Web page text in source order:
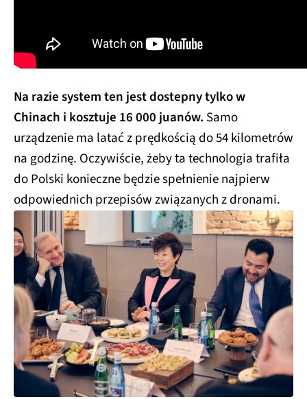
Na razie system ten jest dostepny tylko w
Chinach i kosztuje 16 000 juanów. Samo
urządzenie ma latać z prędkością do 54 kilometrów
na godzinę. Oczywiście, żeby ta technologia trafiła
do Polski konieczne będzie spełnienie najpierw
odpowiednich przepisów związanych z dronami.